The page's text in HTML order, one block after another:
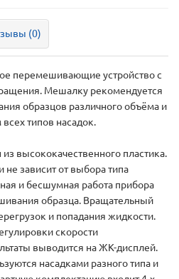
(0)
перемешивающие устройство с
Мешалку рекомендуется
образцов различного объёма и
типов насадок.
высококачественного пластика.
зависит от выбора типа
и бесшумная работа прибора
образца. Вращательный
и попадания жидкости.
скорости
выводится на ЖК-дисплей.
насадками разного типа и